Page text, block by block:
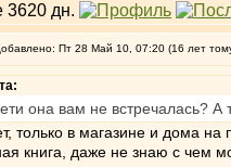
Пт 28 Май 10, 07:20 (16 лет
она вам не встречалась? А
только в магазине и дома на
книга, даже не знаю с чем